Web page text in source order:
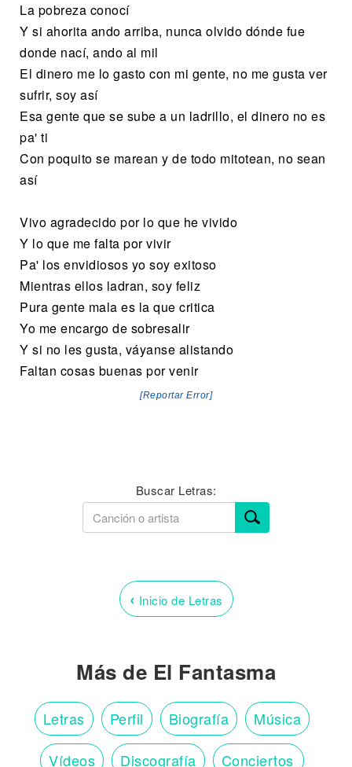
La pobreza conocí
Y si ahorita ando arriba, nunca olvido dónde fue
donde nací, ando al mil
El dinero me lo gasto con mi gente, no me gusta ver
sufrir, soy así
Esa gente que se sube a un ladrillo, el dinero no es
pa' ti
Con poquito se marean y de todo mitotean, no sean
así
Vivo agradecido por lo que he vivido
Y lo que me falta por vivir
Pa' los envidiosos yo soy exitoso
Mientras ellos ladran, soy feliz
Pura gente mala es la que critica
Yo me encargo de sobresalir
Y si no les gusta, váyanse alistando
Faltan cosas buenas por venir
[Reportar Error]
Buscar Letras:
‹ Inicio de Letras
Más de El Fantasma
Letras Perfil Biografía Música
Vídeos Discografía Conciertos